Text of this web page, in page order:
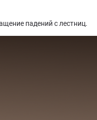
падений с лестниц.